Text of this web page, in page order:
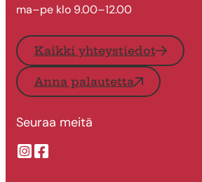
ma–pe klo 9.00–12.00
Kaikki yhteystiedot
Anna palautetta
Seuraa meitä
Suonenjoen kaupungin Instragram
Suonenjoen kaupungin Facebook